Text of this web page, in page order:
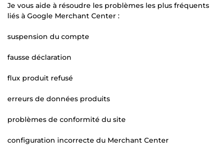
Je vous aide à résoudre les problèmes les plus fréquents
liés à Google Merchant Center :
suspension du compte
fausse déclaration
flux produit refusé
erreurs de données produits
problèmes de conformité du site
configuration incorrecte du Merchant Center